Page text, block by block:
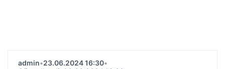
admin•23.06.2024 16:30•